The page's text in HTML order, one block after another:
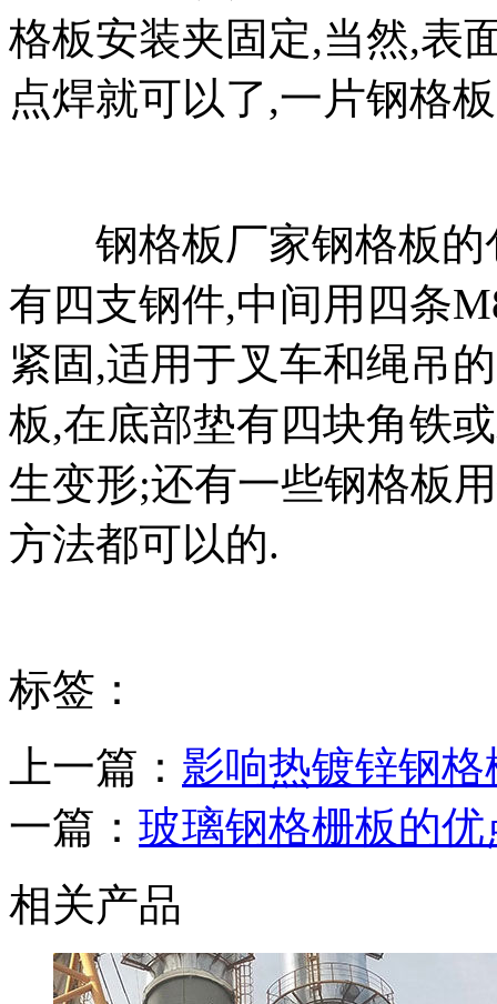
格板安装夹固定,当然,表
点焊就可以了,一片钢格
钢格板厂家钢格板的
有四支钢件,中间用四条
紧固,适用于叉车和绳吊
板,在底部垫有四块角铁
生变形;还有一些钢格板
方法都可以的.
标签：
上一篇： 影响热镀锌钢
一篇： 玻璃钢格栅板的优
相关产品